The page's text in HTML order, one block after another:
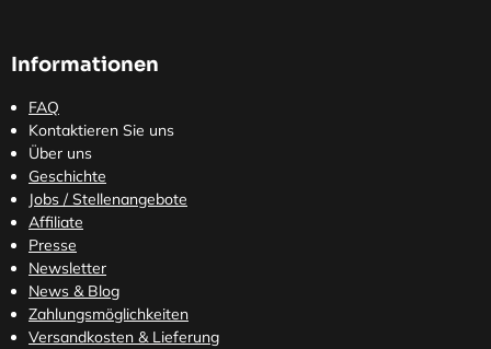
Informationen
FAQ
Kontaktieren Sie uns
Über uns
Geschichte
Jobs / Stellenangebote
Affiliate
Presse
Newsletter
News & Blog
Zahlungsmöglichkeiten
Versandkosten & Lieferung